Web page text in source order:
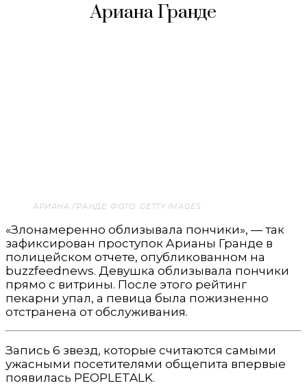
Ариана Гранде
АРИАНА ГРАНДЕ. ФОТО: GETTY IMAGES
«Злонамеренно облизывала пончики», — так
зафиксирован проступок Арианы Гранде в
полицейском отчете, опубликованном на
buzzfeednews. Девушка облизывала пончики
прямо с витрины. После этого рейтинг
пекарни упал, а певица была пожизненно
отстранена от обслуживания.
Запись 6 звезд, которые считаются самыми
ужасными посетителями общепита впервые
появилась PEOPLETALK.